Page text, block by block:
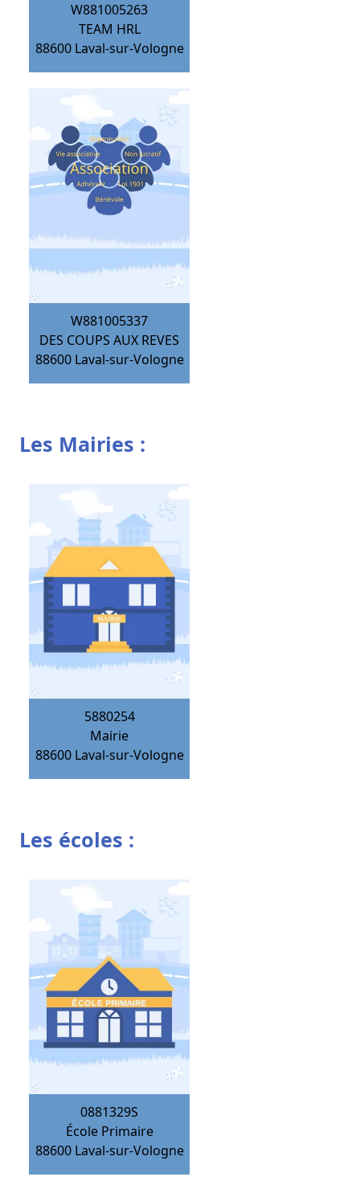
W881005263
TEAM HRL
88600 Laval-sur-Vologne
W881005337
DES COUPS AUX REVES
88600 Laval-sur-Vologne
Les Mairies :
5880254
Mairie
88600 Laval-sur-Vologne
Les écoles :
0881329S
École Primaire
88600 Laval-sur-Vologne